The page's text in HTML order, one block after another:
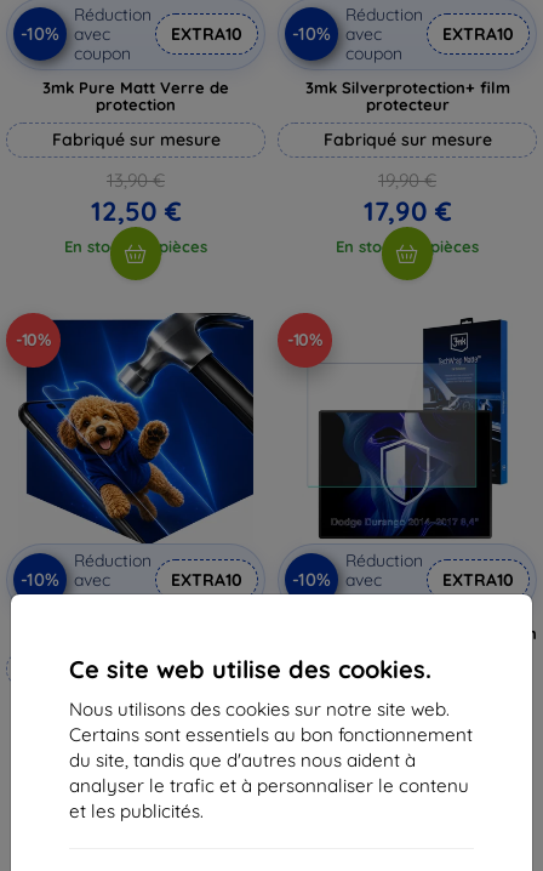
Ce site web utilise des cookies.
Nous utilisons des cookies sur notre site web.
Certains sont essentiels au bon fonctionnement
du site, tandis que d'autres nous aident à
analyser le trafic et à personnaliser le contenu
et les publicités.
-10%
Réduction
avec
coupon
EXTRA10
3mk Pure Matt Verre de
protection
Fabriqué sur mesure
13,90 €
12,50 €
En stock > 5 pièces
-10%
Réduction
avec
coupon
EXTRA10
3mk Silverprotection+ film
protecteur
Fabriqué sur mesure
19,90 €
17,90 €
En stock > 5 pièces
-10%
-10%
Réduction
avec
coupon
EXTRA10
Fabriqué sur mesure
20,90 €
18,82 €
En stock 4 pièces
-10%
-10%
Réduction
avec
coupon
EXTRA10
3mk TechWrap Film de protection
Durango 2014–2017 8,4"
30,52 €
En stock 3 pièces